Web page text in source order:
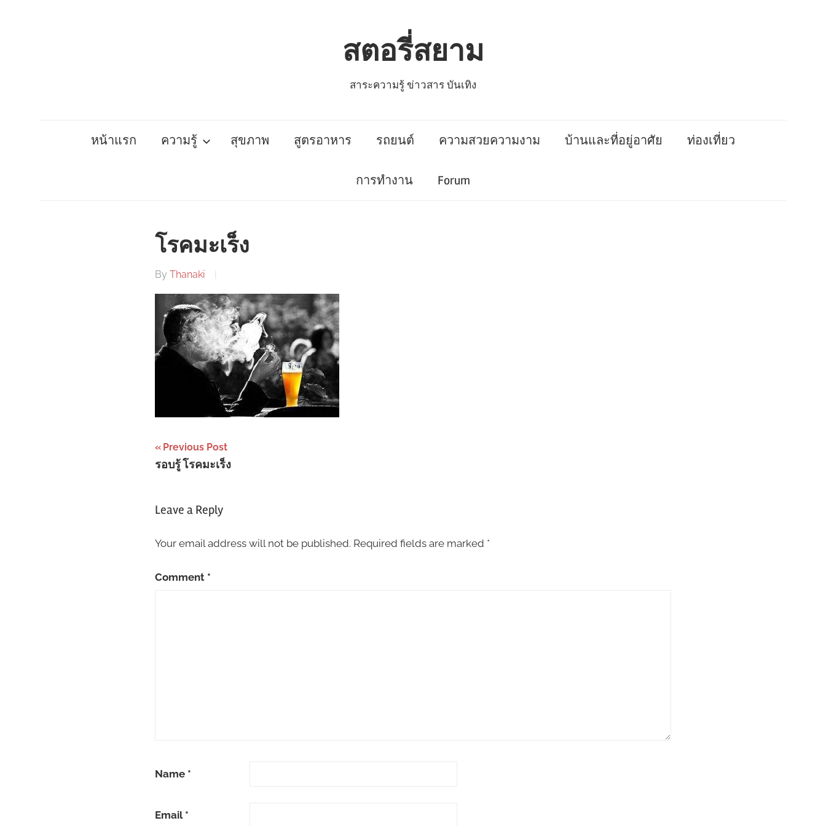
สตอรี่สยาม
สาระความรู้ ข่าวสาร บันเทิง
หน้าแรก ความรู้ สุขภาพ สูตรอาหาร รถยนต์ ความสวยความงาม บ้านและที่อยู่อาศัย ท่องเที่ยว
การทำงาน Forum
โรคมะเร็ง
By Thanaki
Post
navigation
Previous Post
รอบรู้ โรคมะเร็ง
Leave a Reply
Your email address will not be published. Required fields are marked *
Comment *
Name *
Email *